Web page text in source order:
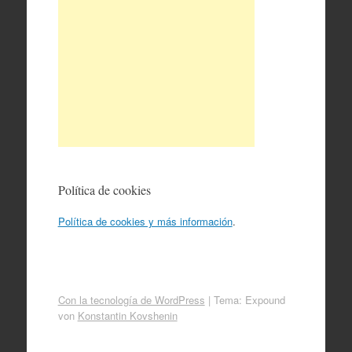
Política de cookies
Política de cookies y más información.
Con la tecnología de WordPress | Tema: Expound
von Konstantin Kovshenin